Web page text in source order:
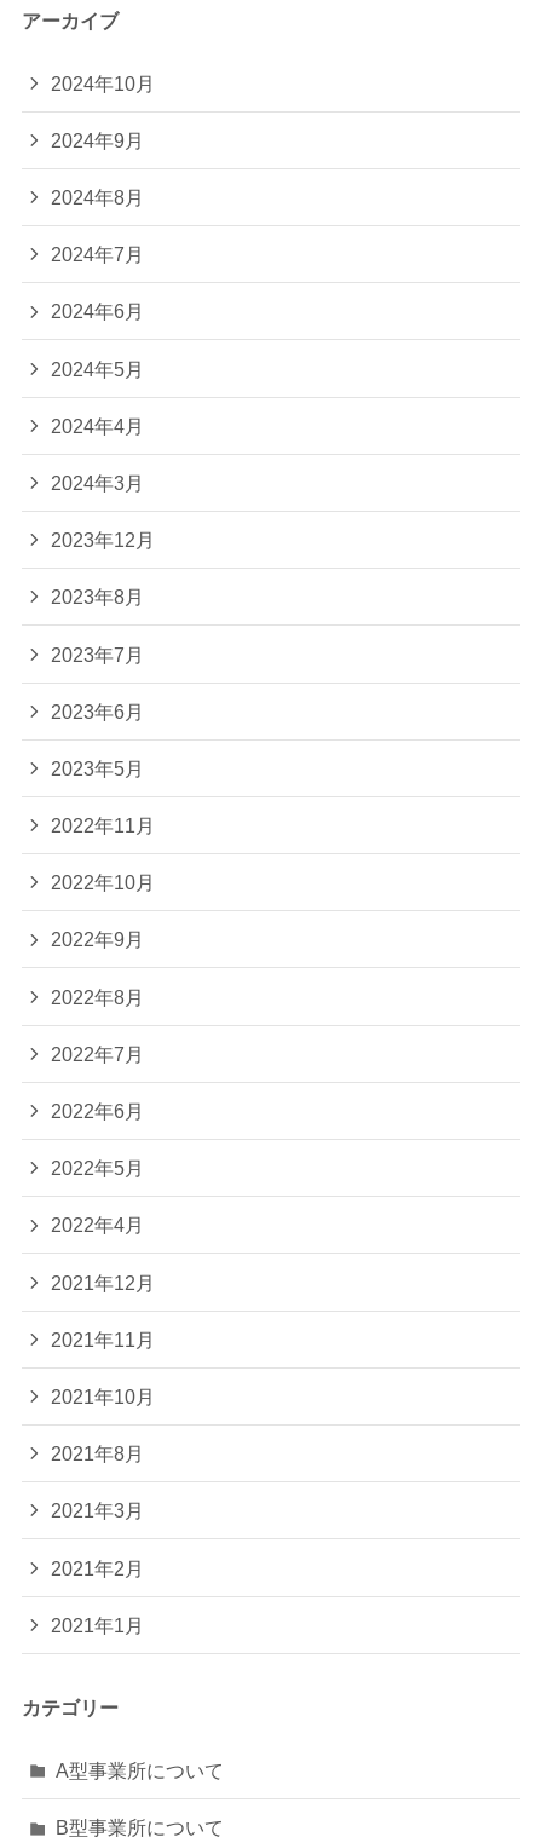
アーカイブ
2024年10月
2024年9月
2024年8月
2024年7月
2024年6月
2024年5月
2024年4月
2024年3月
2023年12月
2023年8月
2023年7月
2023年6月
2023年5月
2022年11月
2022年10月
2022年9月
2022年8月
2022年7月
2022年6月
2022年5月
2022年4月
2021年12月
2021年11月
2021年10月
2021年8月
2021年3月
2021年2月
2021年1月
カテゴリー
A型事業所について
B型事業所について